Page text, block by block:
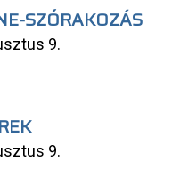
SZÓRAKOZÁS
9.
9.